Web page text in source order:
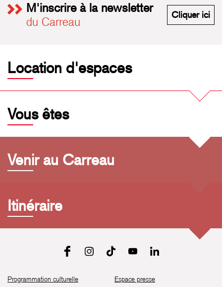
M'inscrire à la newsletter
du Carreau
Cliquer ici
Location d'espaces
Vous êtes
Venir au Carreau
Itinéraire
Programmation culturelle Espace presse